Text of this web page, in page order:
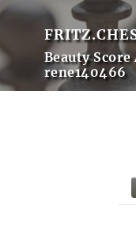
Beauty
rene140466